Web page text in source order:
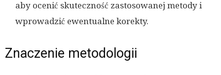
aby ocenić skuteczność zastosowanej metody i
wprowadzić ewentualne korekty.
Znaczenie metodologii